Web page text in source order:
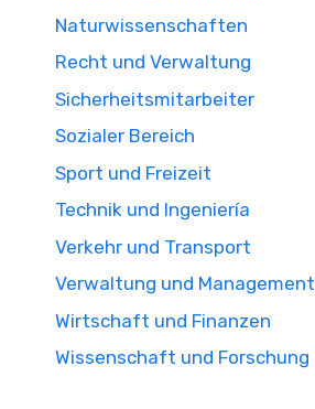
Naturwissenschaften
Recht und Verwaltung
Sicherheitsmitarbeiter
Sozialer Bereich
Sport und Freizeit
Technik und Ingeniería
Verkehr und Transport
Verwaltung und Management
Wirtschaft und Finanzen
Wissenschaft und Forschung